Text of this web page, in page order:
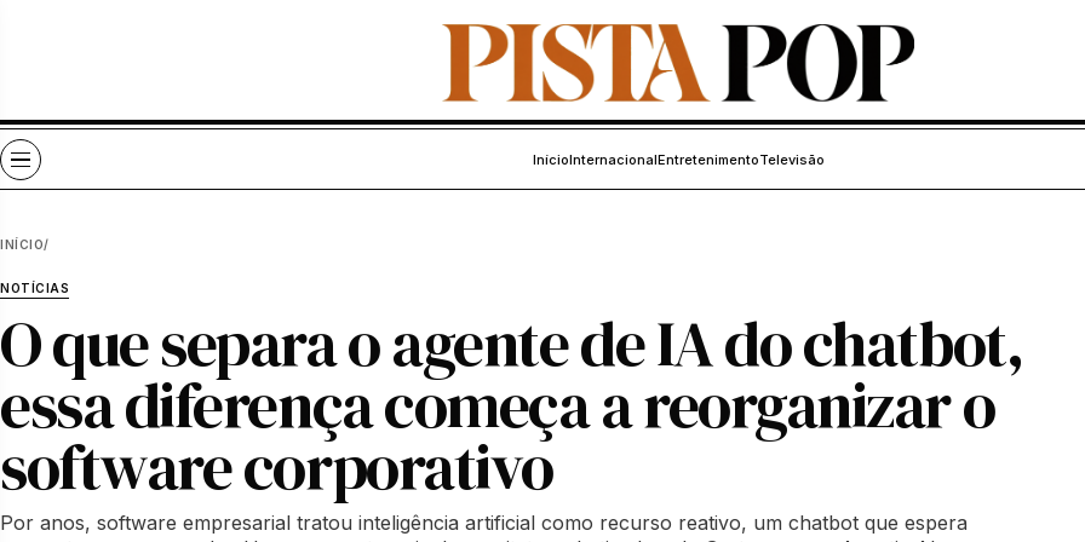
Abrir menu InícioInternacionalEntretenimentoTelevisão
INÍCIO/
NOTÍCIAS
O que separa o agente de IA do chatbot,
essa diferença começa a reorganizar o
software corporativo
Por anos, software empresarial tratou inteligência artificial como recurso reativo, um chatbot que espera